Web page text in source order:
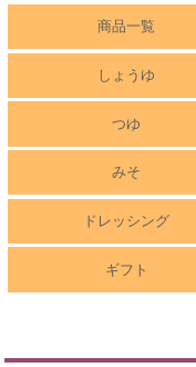
商品一覧
しょうゆ
つゆ
みそ
ドレッシング
ギフト